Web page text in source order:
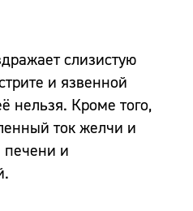
слизистую
и язвенной
нельзя. Кроме того,
ток желчи и
печени и